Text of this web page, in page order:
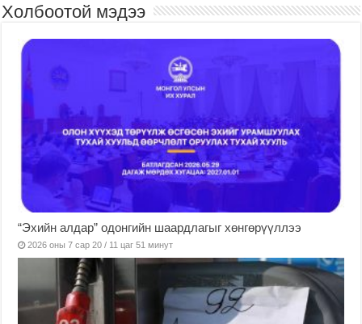
Холбоотой мэдээ
“Эхийн алдар” одонгийн шаардлагыг хөнгөрүүллээ
2026 оны 7 сар 20 / 11 цаг 51 минут